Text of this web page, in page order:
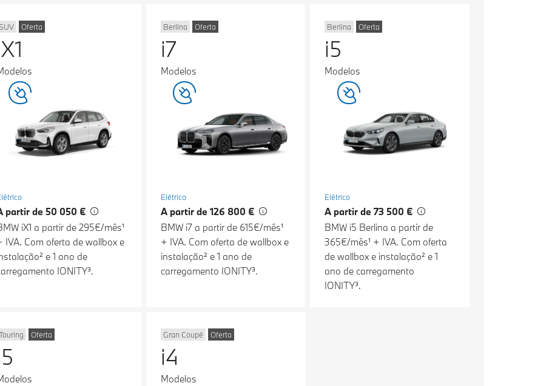
Oferta
partir de 50 050 €
iX1 a partir de 295€/mês¹
IVA. Com oferta de wallbox e
e 1 ano de
IONITY³.
Berlina Oferta
i7
Modelos
Elétrico
A partir de 126 800 €
BMW i7 a partir de 615€/mês¹
+ IVA. Com oferta de wallbox e
instalação² e 1 ano de
carregamento IONITY³.
Berlina Oferta
i5
Modelos
Elétrico
A partir de 73 500 €
BMW i5 Berlina a partir de
365€/mês¹ + IVA. Com oferta
de wallbox e instalação² e 1
ano de carregamento
IONITY³.
Oferta Gran Coupé Oferta
i4
Modelos